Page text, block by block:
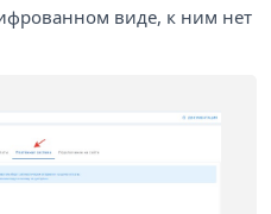
виде, к ним нет